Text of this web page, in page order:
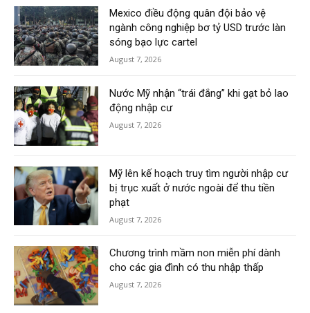
Mexico điều động quân đội bảo vệ
ngành công nghiệp bơ tỷ USD trước làn
sóng bạo lực cartel
August 7, 2026
Nước Mỹ nhận “trái đắng” khi gạt bỏ lao
động nhập cư
August 7, 2026
Mỹ lên kế hoạch truy tìm người nhập cư
bị trục xuất ở nước ngoài để thu tiền
phạt
August 7, 2026
Chương trình mầm non miễn phí dành
cho các gia đình có thu nhập thấp
August 7, 2026